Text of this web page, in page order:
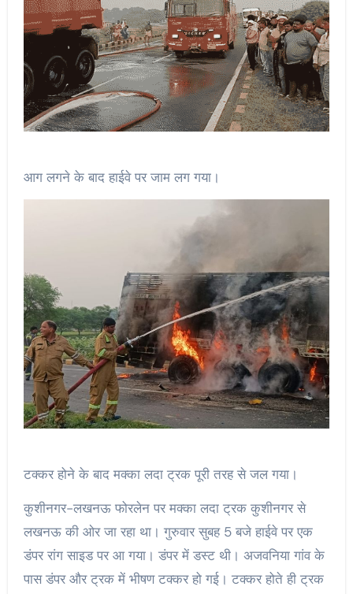
आग लगने के बाद हाईवे पर जाम लग गया।
टक्कर होने के बाद मक्का लदा ट्रक पूरी तरह से जल गया।
कुशीनगर-लखनऊ फोरलेन पर मक्का लदा ट्रक कुशीनगर से
लखनऊ की ओर जा रहा था। गुरुवार सुबह 5 बजे हाईवे पर एक
डंपर रांग साइड पर आ गया। डंपर में डस्ट थी। अजवनिया गांव के
पास डंपर और ट्रक में भीषण टक्कर हो गई। टक्कर होते ही ट्रक